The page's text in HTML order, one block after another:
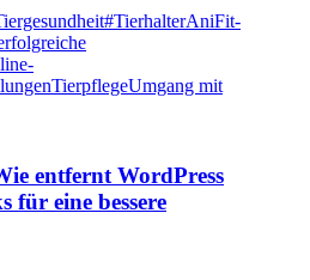
#TierhalterAniFit-
TierpflegeUmgang mit
entfernt WordPress
für eine bessere